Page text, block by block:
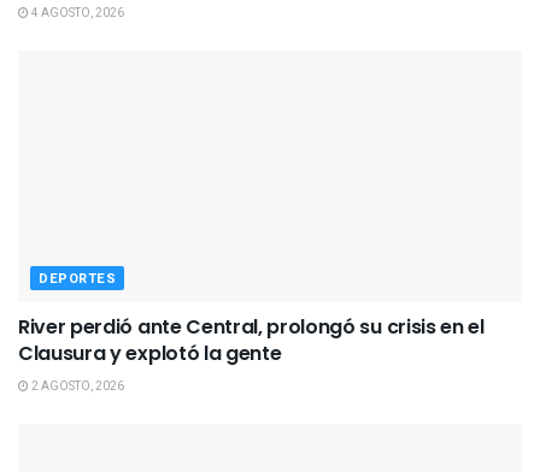
4 AGOSTO, 2026
DEPORTES
River perdió ante Central, prolongó su crisis en el
Clausura y explotó la gente
2 AGOSTO, 2026